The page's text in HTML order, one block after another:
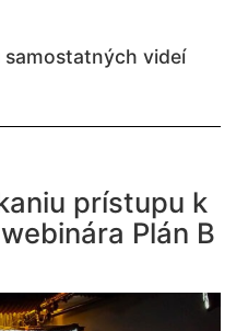
videí
prístupu k
Plán B